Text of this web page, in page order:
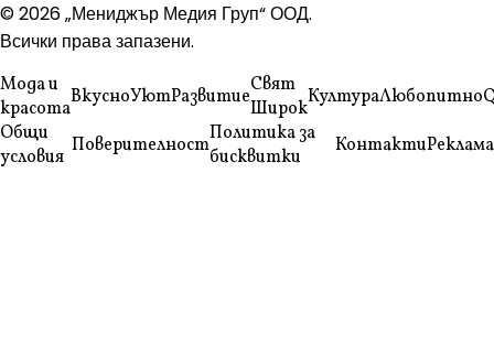
© 2026 „Мениджър Медия Груп“ ООД.
Всички права запазени.
Мода и
красотаВкусноУютРазвитиеСвят
ШирокКултураЛюбопитно
Общи
условия ПоверителностПолитика за
бисквитки
КонтактиРеклама